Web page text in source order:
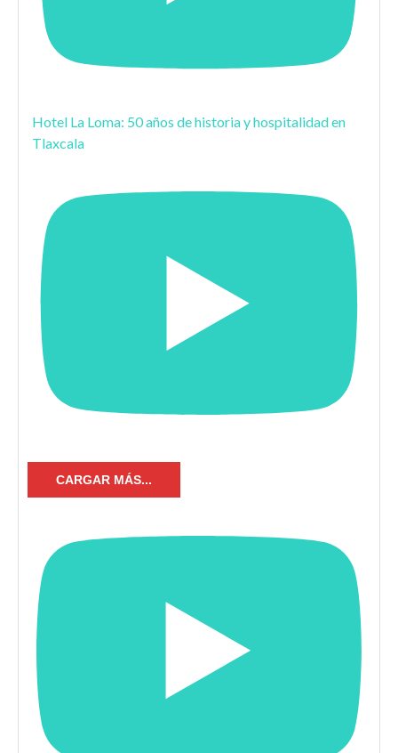
Hotel La Loma: 50 años de historia y hospitalidad en
Tlaxcala
CARGAR MÁS...